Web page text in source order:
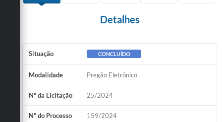
Detalhes
Situação CONCLUÍDO
Modalidade Pregão Eletrônico
Nº da Licitação 25/2024
Nº do Processo 159/2024